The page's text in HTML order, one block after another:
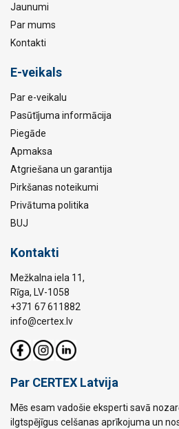
Jaunumi
Par mums
Kontakti
E-veikals
Par e-veikalu
Pasūtījuma informācija
Piegāde
Apmaksa
Atgriešana un garantija
Pirkšanas noteikumi
Privātuma politika
BUJ
Kontakti
Mežkalna iela 11,
Rīga, LV-1058
+371 67 611882
info@certex.lv
Par CERTEX Latvija
Mēs esam vadošie eksperti savā
ilgtspējīgus celšanas aprīkojuma un